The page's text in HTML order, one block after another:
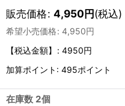
販売価格: 4,950円(税込)
希望小売価格: 4,950円
【税込金額】
: 4950円
加算ポイント: 495ポイント
在庫数 2個